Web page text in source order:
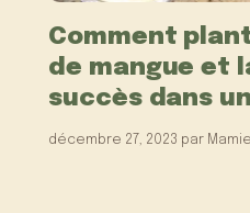
Comment
de mangue et
succès dans
décembre 27, 2023 par